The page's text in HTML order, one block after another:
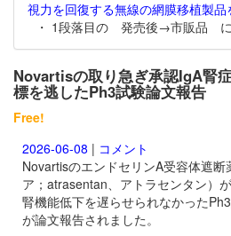
視力を回復する無線の網膜移植製
・ 1段落目の 発売後→市販品 に
Novartisの取り急ぎ承認IgA腎
標を逃したPh3試験論文報告
Free!
2026-06-08 | コメント
NovartisのエンドセリンA受容体遮断
ア；atrasentan、アトラセンタン）
腎機能低下を遅らせられなかった
が論文報告されました。